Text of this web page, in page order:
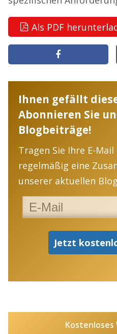
Als PDF
Ihnen gefällt
Abonnieren Sie
Blogbeiträge!
Tragen Sie Ihre E-
regelmäßig eine
unserer aktuellen